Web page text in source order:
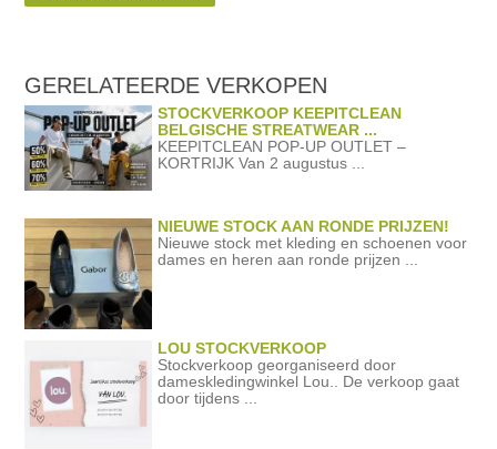
GERELATEERDEVERKOPEN
STOCKVERKOOP KEEPITCLEAN
BELGISCHE STREATWEAR ...
KEEPITCLEAN POP-UP OUTLET –
KORTRIJK Van 2 augustus ...
NIEUWE STOCK AAN RONDE PRIJZEN!
Nieuwe stock met kleding en schoenen voor
dames en heren aan ronde prijzen ...
LOU STOCKVERKOOP
Stockverkoop georganiseerd door
dameskledingwinkel Lou.. De verkoop gaat
door tijdens ...